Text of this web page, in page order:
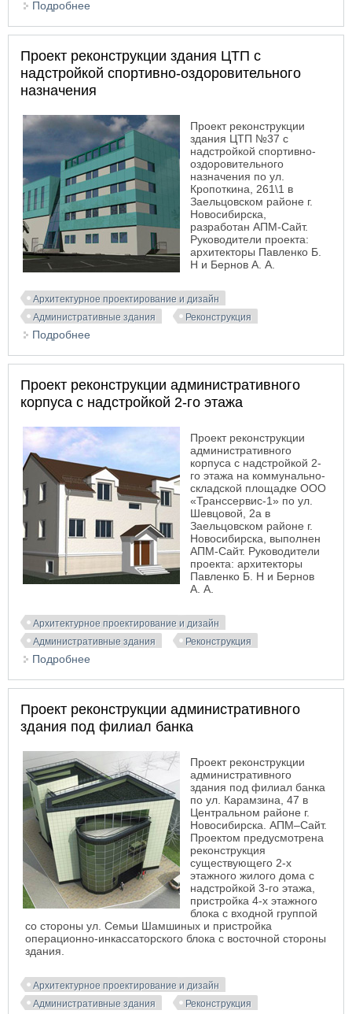
Подробнее
Проект реконструкции здания ЦТП с
надстройкой спортивно-оздоровительного
назначения
Проект реконструкции
здания ЦТП №37 с
надстройкой спортивно-
оздоровительного
назначения по ул.
Кропоткина, 261\1 в
Заельцовском районе г.
Новосибирска,
разработан АПМ-Сайт.
Руководители проекта:
архитекторы Павленко Б.
Н и Бернов А. А.
Архитектурное проектирование и дизайн
Административные здания
Реконструкция
Подробнее
Проект реконструкции административного
корпуса с надстройкой 2-го этажа
Проект реконструкции
административного
корпуса с надстройкой 2-
го этажа на коммунально-
складской площадке ООО
«Транссервис-1» по ул.
Шевцовой, 2а в
Заельцовском районе г.
Новосибирска, выполнен
АПМ-Сайт. Руководители
проекта: архитекторы
Павленко Б. Н и Бернов
А. А.
Архитектурное проектирование и дизайн
Административные здания
Реконструкция
Подробнее
Проект реконструкции административного
здания под филиал банка
Проект реконструкции
административного
здания под филиал банка
по ул. Карамзина, 47 в
Центральном районе г.
Новосибирска. АПМ–Сайт.
Проектом предусмотрена
реконструкция
существующего 2-х
этажного жилого дома с
надстройкой 3-го этажа,
пристройка 4-х этажного
блока с входной группой
со стороны ул. Семьи Шамшиных и пристройка
операционно-инкассаторского блока с восточной стороны
здания.
Архитектурное проектирование и дизайн
Административные здания
Реконструкция